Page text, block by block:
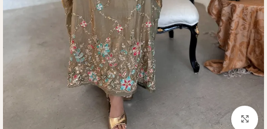
Click to enlarge